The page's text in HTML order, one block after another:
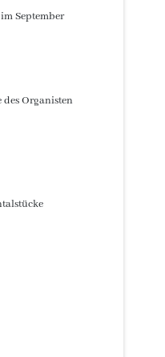
September
Organisten